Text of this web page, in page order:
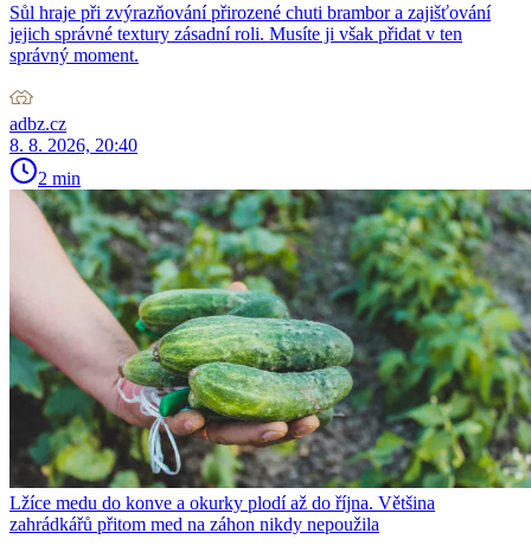
Sůl hraje při zvýrazňování přirozené chuti brambor a zajišťování
jejich správné textury zásadní roli. Musíte ji však přidat v ten
správný moment.
adbz.cz
8. 8. 2026, 20:40
2 min
Lžíce medu do konve a okurky plodí až do října. Většina
zahrádkářů přitom med na záhon nikdy nepoužila